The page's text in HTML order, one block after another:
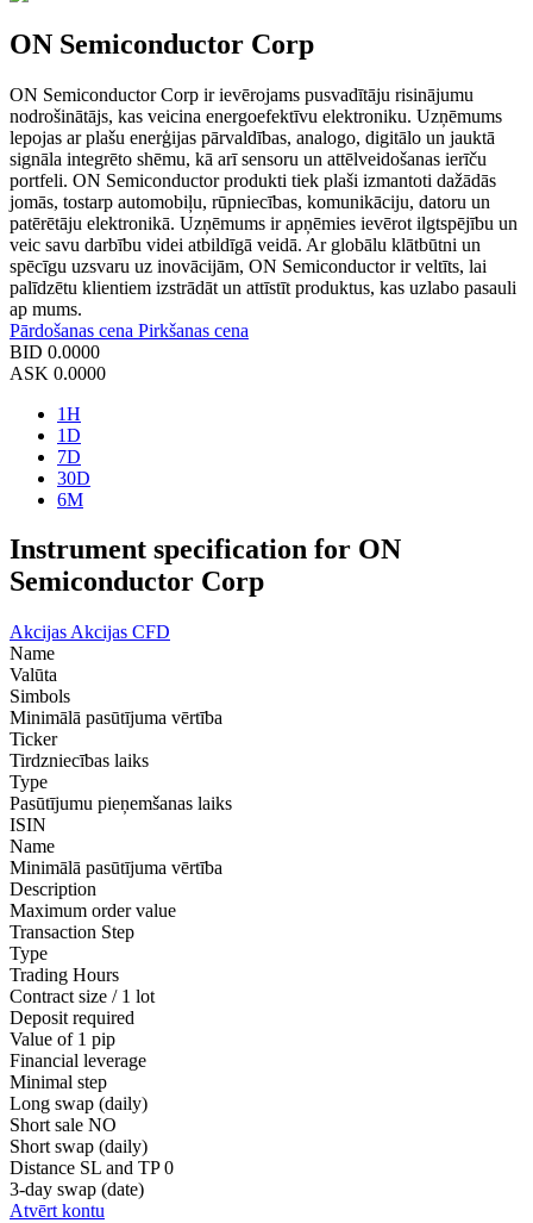
ON Semiconductor Corp
ON Semiconductor Corp ir ievērojams pusvadītāju risinājumu
nodrošinātājs, kas veicina energoefektīvu elektroniku. Uzņēmums
lepojas ar plašu enerģijas pārvaldības, analogo, digitālo un jauktā
signāla integrēto shēmu, kā arī sensoru un attēlveidošanas ierīču
portfeli. ON Semiconductor produkti tiek plaši izmantoti dažādās
jomās, tostarp automobiļu, rūpniecības, komunikāciju, datoru un
patērētāju elektronikā. Uzņēmums ir apņēmies ievērot ilgtspējību un
veic savu darbību videi atbildīgā veidā. Ar globālu klātbūtni un
spēcīgu uzsvaru uz inovācijām, ON Semiconductor ir veltīts, lai
palīdzētu klientiem izstrādāt un attīstīt produktus, kas uzlabo pasauli
ap mums.
Pārdošanas cena Pirkšanas cena
BID 0.0000
ASK 0.0000
1H
1D
7D
30D
6M
Instrument specification for ON
Semiconductor Corp
Akcijas Akcijas CFD
Name
Valūta
Simbols
Minimālā pasūtījuma vērtība
Ticker
Tirdzniecības laiks
Type
Pasūtījumu pieņemšanas laiks
ISIN
Name
Minimālā pasūtījuma vērtība
Description
Maximum order value
Transaction Step
Type
Trading Hours
Contract size / 1 lot
Deposit required
Value of 1 pip
Financial leverage
Minimal step
Long swap (daily)
Short sale NO
Short swap (daily)
Distance SL and TP 0
3-day swap (date)
Atvērt kontu